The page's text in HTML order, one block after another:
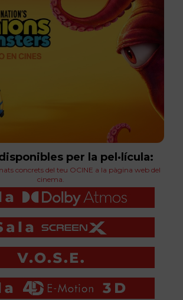
per la pel·lícula:
concrets del teu OCINE a la pàgina web del
cinema.